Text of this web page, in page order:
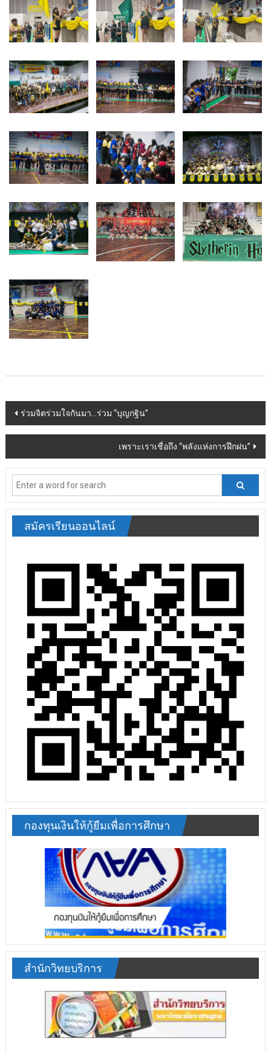
Post
navigation
ร่วมจิตร่วมใจกันมา…ร่วม “บุญกฐิน”
เพราะเราเชื่อถึง “พลังแห่งการฝึกฝน”
สมัครเรียนออนไลน์
กองทุนเงินให้กู้ยืมเพื่อการศึกษา
สำนักวิทยบริการ